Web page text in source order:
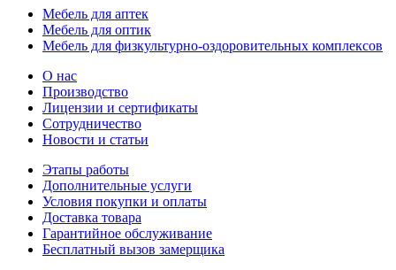
Мебель для аптек
Мебель для оптик
Мебель для физкультурно-оздоровительных комплексов
О нас
Производство
Лицензии и сертификаты
Сотрудничество
Новости и статьи
Этапы работы
Дополнительные услуги
Условия покупки и оплаты
Доставка товара
Гарантийное обслуживание
Бесплатный вызов замерщика